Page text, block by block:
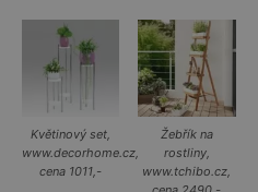
Květinový set,
www.decorhome.cz,
cena 1011,-
Žebřík na
rostliny,
www.tchibo.cz,